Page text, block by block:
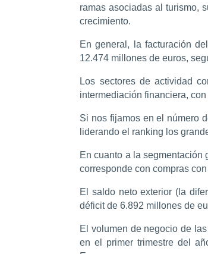
ramas asociadas al turismo,
crecimiento.
En general, la facturación
12.474 millones de euros,
Los sectores de actividad
intermediación financiera,
Si nos fijamos en el número
liderando el ranking los
En cuanto a la segmentación
corresponde con compras
El saldo neto exterior (la
déficit de 6.892 millones de
El volumen de negocio de
en el primer trimestre del